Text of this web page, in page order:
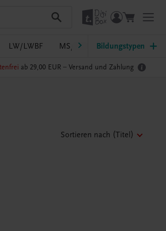
LW/LWBF MS/ASO Pflege PTS
Bildungstypen
ab 29,00 EUR – Versand und Zahlung
Sortieren nach (Titel)